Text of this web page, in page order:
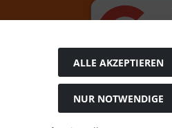
ALLE AKZEPTIEREN
NUR NOTWENDIGE